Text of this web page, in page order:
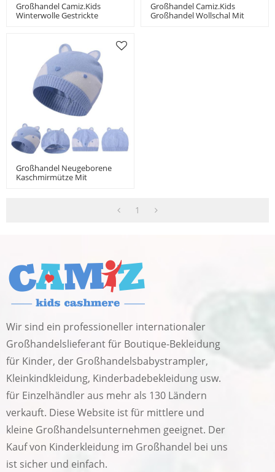
Großhandel Camiz.kids
Winterwolle Gestrickte
Großhandel Camiz.kids
Großhandel Wollschal Mit
Großhandel Neugeborene
Kaschmirmütze Mit
1
Wir sind ein professioneller internationaler
Großhandelslieferant für Boutique-Bekleidung
für Kinder, der Großhandelsbabystrampler,
Kleinkindkleidung, Kinderbadebekleidung usw.
für Einzelhändler aus mehr als 130 Ländern
verkauft. Diese Website ist für mittlere und
kleine Großhandelsunternehmen geeignet. Der
Kauf von Kinderkleidung im Großhandel bei uns
ist sicher und einfach.